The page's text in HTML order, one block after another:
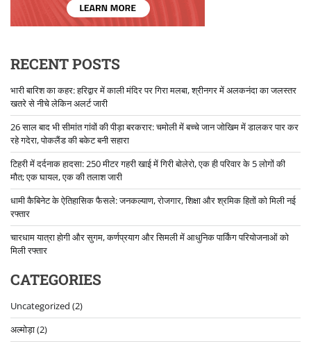
RECENT POSTS
भारी बारिश का कहर: हरिद्वार में काली मंदिर पर गिरा मलबा, श्रीनगर में अलकनंदा का जलस्तर
खतरे से नीचे लेकिन अलर्ट जारी
26 साल बाद भी सीमांत गांवों की पीड़ा बरकरार: चमोली में बच्चे जान जोखिम में डालकर पार कर
रहे गदेरा, पोकलैंड की बकेट बनी सहारा
टिहरी में दर्दनाक हादसा: 250 मीटर गहरी खाई में गिरी बोलेरो, एक ही परिवार के 5 लोगों की
मौत; एक घायल, एक की तलाश जारी
धामी कैबिनेट के ऐतिहासिक फैसले: जनकल्याण, रोजगार, शिक्षा और श्रमिक हितों को मिली नई
रफ्तार
चारधाम यात्रा होगी और सुगम, कर्णप्रयाग और सिमली में आधुनिक पार्किंग परियोजनाओं को
मिली रफ्तार
CATEGORIES
Uncategorized (2)
अल्मोड़ा(2)